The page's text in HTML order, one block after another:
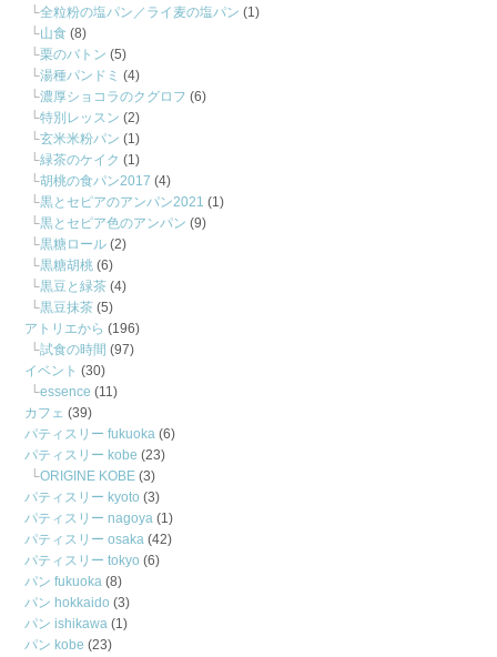
全粒粉の塩パン／ライ麦の塩パン (1)
山食 (8)
栗のバトン (5)
湯種パンドミ (4)
濃厚ショコラのクグロフ (6)
特別レッスン (2)
玄米米粉パン (1)
緑茶のケイク (1)
胡桃の食パン2017 (4)
黒とセピアのアンパン2021 (1)
黒とセピア色のアンパン (9)
黒糖ロール (2)
黒糖胡桃 (6)
黒豆と緑茶 (4)
黒豆抹茶 (5)
アトリエから (196)
試食の時間 (97)
イベント (30)
essence (11)
カフェ (39)
パティスリー fukuoka (6)
パティスリー kobe (23)
ORIGINE KOBE (3)
パティスリー kyoto (3)
パティスリー nagoya (1)
パティスリー osaka (42)
パティスリー tokyo (6)
パン fukuoka (8)
パン hokkaido (3)
パン ishikawa (1)
パン kobe (23)